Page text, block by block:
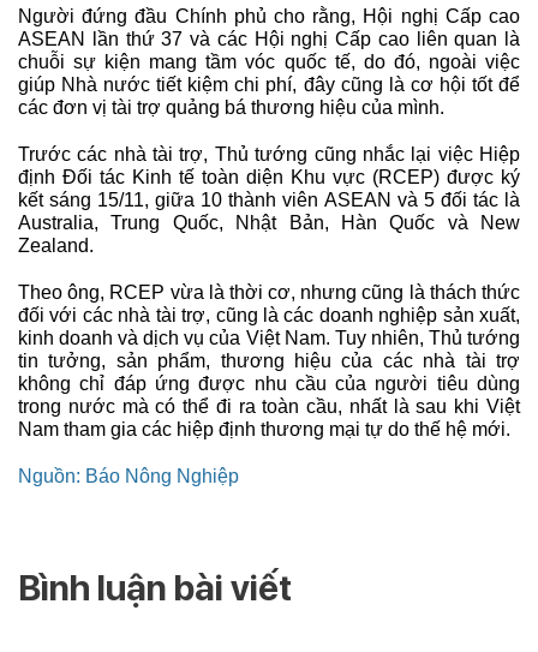
Người đứng đầu Chính phủ cho rằng, Hội nghị Cấp cao
ASEAN lần thứ 37 và các Hội nghị Cấp cao liên quan là
chuỗi sự kiện mang tầm vóc quốc tế, do đó, ngoài việc
giúp Nhà nước tiết kiệm chi phí, đây cũng là cơ hội tốt để
các đơn vị tài trợ quảng bá thương hiệu của mình.
Trước các nhà tài trợ, Thủ tướng cũng nhắc lại việc Hiệp
định Đối tác Kinh tế toàn diện Khu vực (RCEP) được ký
kết sáng 15/11, giữa 10 thành viên ASEAN và 5 đối tác là
Australia, Trung Quốc, Nhật Bản, Hàn Quốc và New
Zealand.
Theo ông, RCEP vừa là thời cơ, nhưng cũng là thách thức
đối với các nhà tài trợ, cũng là các doanh nghiệp sản xuất,
kinh doanh và dịch vụ của Việt Nam. Tuy nhiên, Thủ tướng
tin tưởng, sản phẩm, thương hiệu của các nhà tài trợ
không chỉ đáp ứng được nhu cầu của người tiêu dùng
trong nước mà có thể đi ra toàn cầu, nhất là sau khi Việt
Nam tham gia các hiệp định thương mại tự do thế hệ mới.
Nguồn: Báo Nông Nghiệp
Bình luận bài viết